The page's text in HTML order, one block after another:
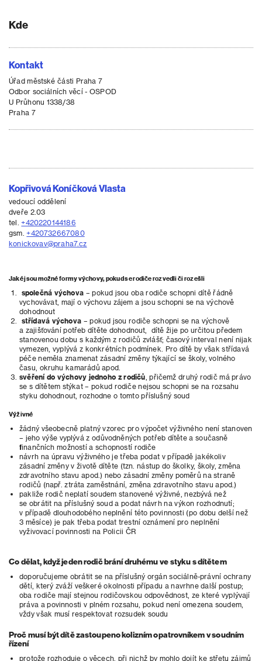
Kde
Kontakt
Úřad městské části Praha 7
Odbor sociálních věcí - OSPOD
U Průhonu 1338/38
Praha 7
Kopřivová Koníčková Vlasta
vedoucí oddělení
dveře 2.03
tel.+420220144186
gsm.+420732667080
konickovav@praha7.cz
Jaké jsou možné formy výchovy, pokud se rodiče rozvedli či rozešli
společná výchova– pokud jsou oba rodiče schopni dítě řádně
vychovávat, mají o výchovu zájem a jsou schopni se na výchově
dohodnout
střídavá výchova– pokud jsou rodiče schopni se na výchově
a zajišťování potřeb dítěte dohodnout, dítě žije po určitou předem
stanovenou dobu s každým z rodičů zvlášť; časový interval není nijak
vymezen, vyplývá z konkrétních podmínek. Pro dítě by však střídavá
péče neměla znamenat zásadní změny týkající se školy, volného
času, okruhu kamarádů apod.
svěření do výchovy jednoho z rodičů , přičemž druhý rodič má právo
se s dítětem stýkat – pokud rodiče nejsou schopni se na rozsahu
styku dohodnout, rozhodne o tomto příslušný soud
Výživné
žádný všeobecně platný vzorec pro výpočet výživného není stanoven
– jeho výše vyplývá z odůvodněných potřeb dítěte a současně
finančních možností a schopností rodiče
návrh na úpravu výživného je třeba podat v případě jakékoliv
zásadní změny v životě dítěte (tzn. nástup do školky, školy, změna
zdravotního stavu apod.) nebo zásadní změny poměrů na straně
rodičů (např. ztráta zaměstnání, změna zdravotního stavu apod.)
pakliže rodič neplatí soudem stanovené výživné, nezbývá než
se obrátit na příslušný soud a podat návrh na výkon rozhodnutí;
v případě dlouhodobého neplnění této povinnosti (po dobu delší než
3 měsíce) je pak třeba podat trestní oznámení pro neplnění
vyživovací povinnosti na Policii ČR
Co dělat, když jeden rodič brání druhému ve styku s dítětem
doporučujeme obrátit se na příslušný orgán sociálně-právní ochrany
dětí, který zváží veškeré okolnosti případu a navrhne další postup;
oba rodiče mají stejnou rodičovskou odpovědnost, ze které vyplývají
práva a povinnosti v plném rozsahu, pokud není omezena soudem,
vždy však musí respektovat rozsudek soudu
Proč musí být dítě zastoupeno kolizním opatrovníkem v soudním
řízení
protože rozhoduje o věcech, při nichž by mohlo dojít ke střetu zájmů